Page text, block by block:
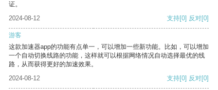
证。
2024-08-12
支持[0] 反对[0]
游客
这款加速器app的功能有点单一，可以增加一些新功能。比如，可以增加
一个自动切换线路的功能，这样就可以根据网络情况自动选择最优的线
路，从而获得更好的加速效果。
2024-08-12
支持[0] 反对[0]